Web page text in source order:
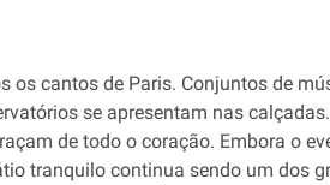
os cantos de Paris. Conjuntos de
se apresentam nas
de todo o coração. Embora o
tranquilo continua sendo um dos